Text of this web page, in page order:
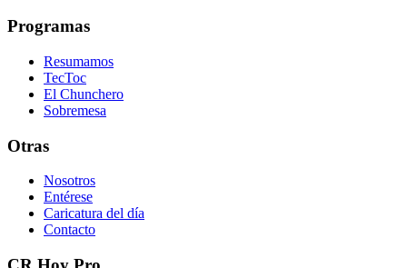
Programas
Resumamos
TecToc
El Chunchero
Sobremesa
Otras
Nosotros
Entérese
Caricatura del día
Contacto